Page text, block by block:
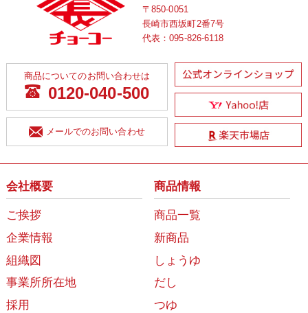
〒850-0051
長崎市西坂町2番7号
代表：095-826-6118
商品についてのお問い合わせは
0120-040-500
メールでのお問い合わせ
会社概要
ご挨拶
企業情報
組織図
事業所所在地
採用
商品情報
商品一覧
新商品
しょうゆ
だし
つゆ